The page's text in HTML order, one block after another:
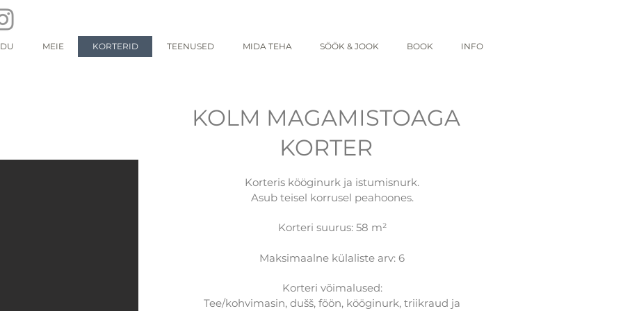
MEIE KORTERID TEENUSED MIDA TEHA SÖÖK & JOOK BOOK INFO
KOLM MAGAMISTOAGA
KORTER
Korteris kööginurk ja istumisnurk.
Asub teisel korrusel peahoones.
Korteri suurus: 58 m²
Maksimaalne külaliste arv: 6
Korteri võimalused:
Tee/kohvimasin, dušš, föön, kööginurk, triikraud ja